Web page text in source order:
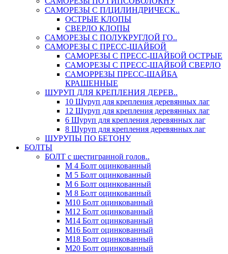
САМОРЕЗЫ С П/ЦИЛИНДРИЧЕСК..
ОСТРЫЕ КЛОПЫ
СВЕРЛО КЛОПЫ
САМОРЕЗЫ С ПОЛУКРУГЛОЙ ГО..
САМОРЕЗЫ С ПРЕСС-ШАЙБОЙ
САМОРЕЗЫ С ПРЕСС-ШАЙБОЙ ОСТРЫЕ
САМОРЕЗЫ С ПРЕСС-ШАЙБОЙ СВЕРЛО
САМОРРЕЗЫ ПРЕСС-ШАЙБА
КРАШЕННЫЕ
ШУРУП ДЛЯ КРЕПЛЕНИЯ ДЕРЕВ..
10 Шуруп для крепления деревянных лаг
12 Шуруп для крепления деревянных лаг
6 Шуруп для крепления деревянных лаг
8 Шуруп для крепления деревянных лаг
ШУРУПЫ ПО БЕТОНУ
БОЛТЫ
БОЛТ с шестигранной голов..
М 4 Болт оцинкованный
М 5 Болт оцинкованный
М 6 Болт оцинкованный
М 8 Болт оцинкованный
М10 Болт оцинкованный
М12 Болт оцинкованный
М14 Болт оцинкованный
М16 Болт оцинкованный
М18 Болт оцинкованный
М20 Болт оцинкованный